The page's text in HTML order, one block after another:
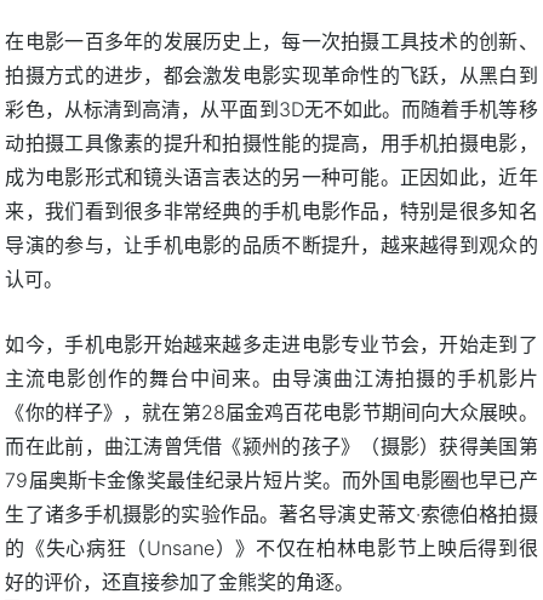
在电影一百多年的发展历史上，每一次拍摄工具技术的创新、
拍摄方式的进步，都会激发电影实现革命性的飞跃，从黑白到
彩色，从标清到高清，从平面到3D无不如此。而随着手机等移
动拍摄工具像素的提升和拍摄性能的提高，用手机拍摄电影，
成为电影形式和镜头语言表达的另一种可能。正因如此，近年
来，我们看到很多非常经典的手机电影作品，特别是很多知名
导演的参与，让手机电影的品质不断提升，越来越得到观众的
认可。
如今，手机电影开始越来越多走进电影专业节会，开始走到了
主流电影创作的舞台中间来。由导演曲江涛拍摄的手机影片
《你的样子》，就在第28届金鸡百花电影节期间向大众展映。
而在此前，曲江涛曾凭借《颍州的孩子》（摄影）获得美国第
79届奥斯卡金像奖最佳纪录片短片奖。而外国电影圈也早已产
生了诸多手机摄影的实验作品。著名导演史蒂文·索德伯格拍摄
的《失心病狂（Unsane）》不仅在柏林电影节上映后得到很
好的评价，还直接参加了金熊奖的角逐。